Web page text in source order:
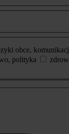
obce,
polityka